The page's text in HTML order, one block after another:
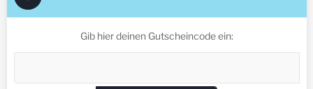
Gib hier deinen Gutscheincode ein: